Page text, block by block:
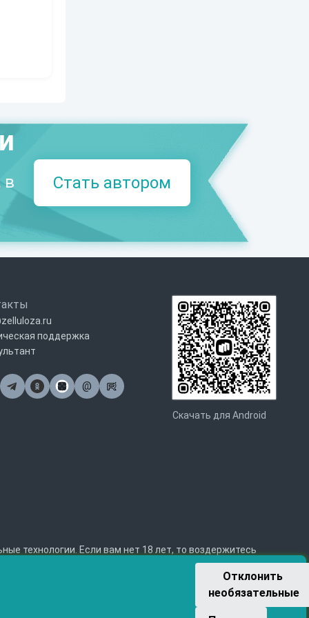
в
Стать автором
поддержка
@Почта
Скачать для Android
технологии. Если вам нет 18 лет, то воздержитесь
Отклонить
необязательные